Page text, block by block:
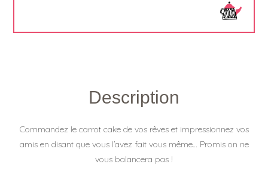
Description
Commandez le carrot cake de vos rêves et impressionnez vos
amis en disant que vous l’avez fait vous même… Promis on ne
vous balancera pas !